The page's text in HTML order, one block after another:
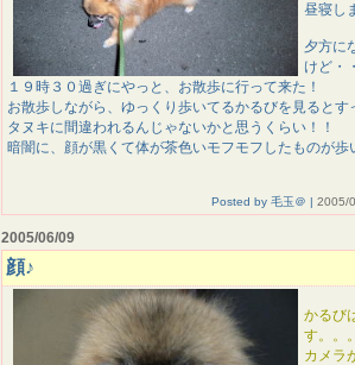
昼寝し
夕方に
けど・
１９時３０過ぎにやっと、お散歩に行って来た！
お散歩しながら、ゆっくり歩いてるかるびを見ると
タヌキに間違われるんじゃないかと思うくらい！！
暗闇に、顔が黒くて体が茶色いモフモフしたものが
Posted by 毛玉＠ | 2005/
2005/06/09
顔♪
かるび
す。。
カメラ